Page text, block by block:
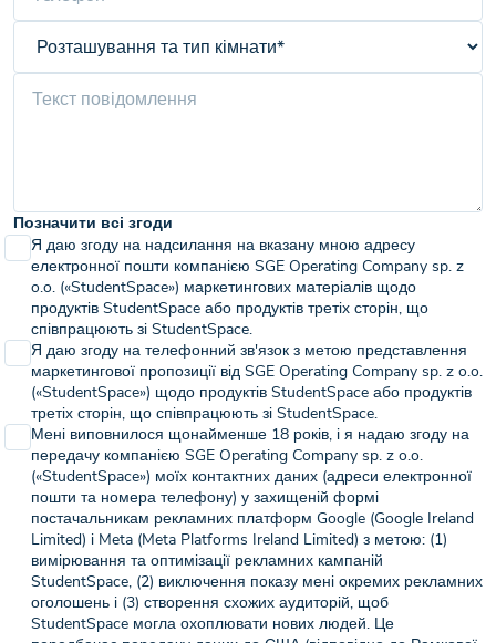
Позначити всі згоди
Я даю згоду на надсилання на вказану мною адресу
електронної пошти компанією SGE Operating Company sp. z
o.o. («StudentSpace») маркетингових матеріалів щодо
продуктів StudentSpace або продуктів третіх сторін, що
співпрацюють зі StudentSpace.
Я даю згоду на телефонний зв'язок з метою представлення
маркетингової пропозиції від SGE Operating Company sp. z o.o.
(«StudentSpace») щодо продуктів StudentSpace або продуктів
третіх сторін, що співпрацюють зі StudentSpace.
Мені виповнилося щонайменше 18 років, і я надаю згоду на
передачу компанією SGE Operating Company sp. z o.o.
(«StudentSpace») моїх контактних даних (адреси електронної
пошти та номера телефону) у захищеній формі
постачальникам рекламних платформ Google (Google Ireland
Limited) і Meta (Meta Platforms Ireland Limited) з метою: (1)
вимірювання та оптимізації рекламних кампаній
StudentSpace, (2) виключення показу мені окремих рекламних
оголошень і (3) створення схожих аудиторій, щоб
StudentSpace могла охоплювати нових людей. Це